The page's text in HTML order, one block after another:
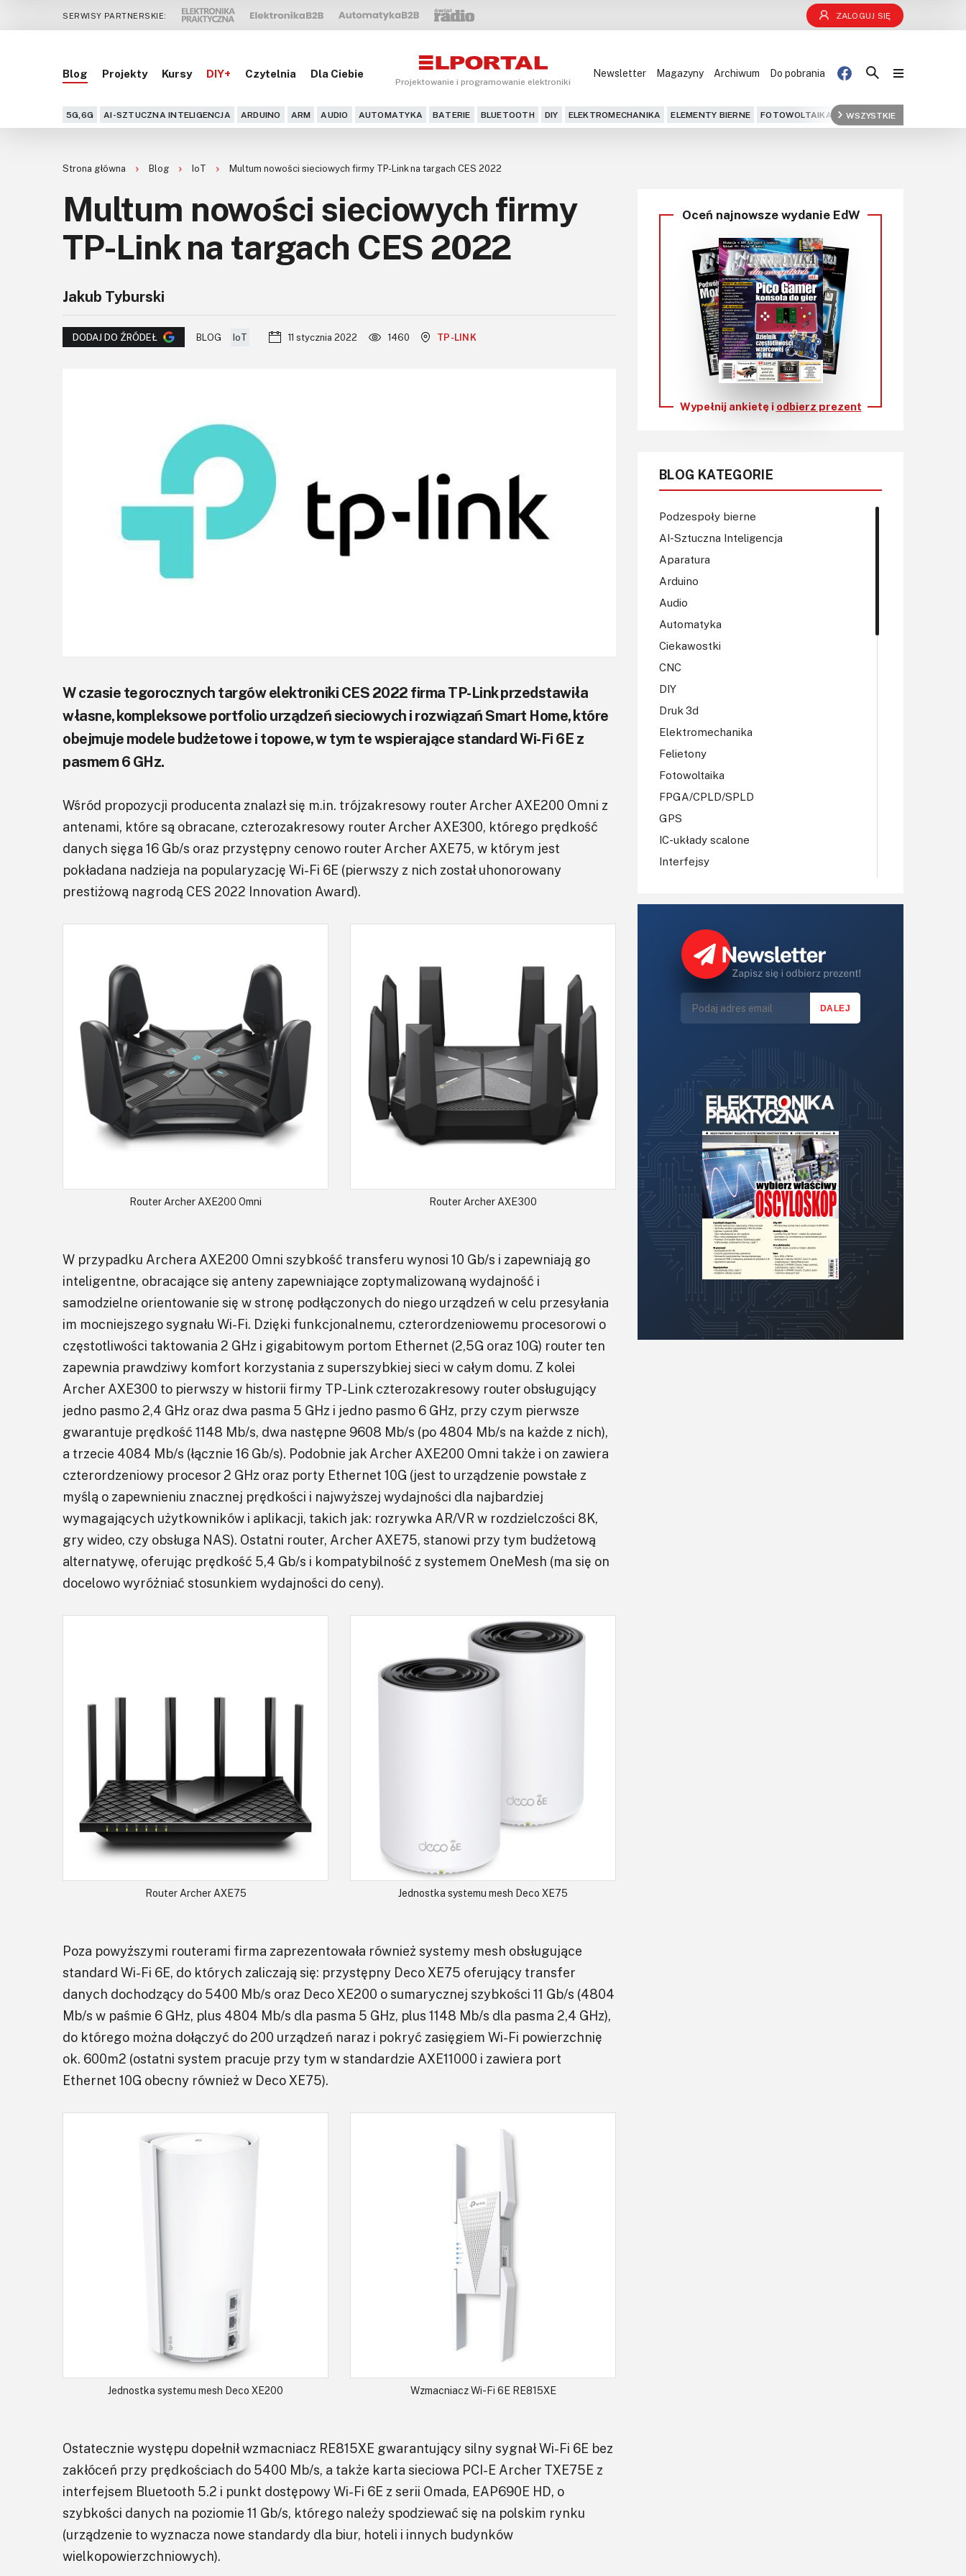
SERWISY PARTNERSKIE: ZALOGUJ SIĘ
Blog Projekty Kursy DIY+ Czytelnia Dla Ciebie
Projektowanie i programowanie elektroniki
Newsletter Magazyny Archiwum Do pobrania
5G,6G AI-SZTUCZNA INTELIGENCJA ARDUINO ARM AUDIO AUTOMATYKA BATERIE BLUETOOTH DIY ELEKTROMECHANIKA ELEMENTY BIERNE FOTOWOLTAIKA FPGA GPS
WSZYSTKIE
Blog
DIY+
Czytelnia
Dla Ciebie
KITy AVT
Kontakt
Do pobrania
Strona główna Blog IoT Multum nowości sieciowych firmy TP-Link na targach CES 2022
Multum nowości sieciowych firmy
TP-Link na targach CES 2022
Jakub Tyburski
DODAJ DO ŹRÓDEŁ BLOG IoT 11 stycznia 2022 1460 TP-LINK
W czasie tegorocznych targów elektroniki CES 2022 firma TP-Link przedstawiła
własne, kompleksowe portfolio urządzeń sieciowych i rozwiązań Smart Home, które
obejmuje modele budżetowe i topowe, w tym te wspierające standard Wi-Fi 6E z
pasmem 6 GHz.
Wśród propozycji producenta znalazł się m.in. trójzakresowy router Archer AXE200 Omni z
antenami, które są obracane, czterozakresowy router Archer AXE300, którego prędkość
danych sięga 16 Gb/s oraz przystępny cenowo router Archer AXE75, w którym jest
pokładana nadzieja na popularyzację Wi-Fi 6E (pierwszy z nich został uhonorowany
prestiżową nagrodą CES 2022 Innovation Award).
Router Archer AXE200 Omni Router Archer AXE300
W przypadku Archera AXE200 Omni szybkość transferu wynosi 10 Gb/s i zapewniają go
inteligentne, obracające się anteny zapewniające zoptymalizowaną wydajność i
samodzielne orientowanie się w stronę podłączonych do niego urządzeń w celu przesyłania
im mocniejszego sygnału Wi-Fi. Dzięki funkcjonalnemu, czterordzeniowemu procesorowi o
częstotliwości taktowania 2 GHz i gigabitowym portom Ethernet (2,5G oraz 10G) router ten
zapewnia prawdziwy komfort korzystania z superszybkiej sieci w całym domu. Z kolei
Archer AXE300 to pierwszy w historii firmy TP-Link czterozakresowy router obsługujący
jedno pasmo 2,4 GHz oraz dwa pasma 5 GHz i jedno pasmo 6 GHz, przy czym pierwsze
gwarantuje prędkość 1148 Mb/s, dwa następne 9608 Mb/s (po 4804 Mb/s na każde z nich),
a trzecie 4084 Mb/s (łącznie 16 Gb/s). Podobnie jak Archer AXE200 Omni także i on zawiera
czterordzeniowy procesor 2 GHz oraz porty Ethernet 10G (jest to urządzenie powstałe z
myślą o zapewnieniu znacznej prędkości i najwyższej wydajności dla najbardziej
wymagających użytkowników i aplikacji, takich jak: rozrywka AR/VR w rozdzielczości 8K,
gry wideo, czy obsługa NAS). Ostatni router, Archer AXE75, stanowi przy tym budżetową
alternatywę, oferując prędkość 5,4 Gb/s i kompatybilność z systemem OneMesh (ma się on
docelowo wyróżniać stosunkiem wydajności do ceny).
Router Archer AXE75 Jednostka systemu mesh Deco XE75
Poza powyższymi routerami firma zaprezentowała również systemy mesh obsługujące
standard Wi-Fi 6E, do których zaliczają się: przystępny Deco XE75 oferujący transfer
danych dochodzący do 5400 Mb/s oraz Deco XE200 o sumarycznej szybkości 11 Gb/s (4804
Mb/s w paśmie 6 GHz, plus 4804 Mb/s dla pasma 5 GHz, plus 1148 Mb/s dla pasma 2,4 GHz),
do którego można dołączyć do 200 urządzeń naraz i pokryć zasięgiem Wi-Fi powierzchnię
ok. 600m2 (ostatni system pracuje przy tym w standardzie AXE11000 i zawiera port
Ethernet 10G obecny również w Deco XE75).
Jednostka systemu mesh Deco XE200 Wzmacniacz Wi-Fi 6E RE815XE
Ostatecznie występu dopełnił wzmacniacz RE815XE gwarantujący silny sygnał Wi-Fi 6E bez
zakłóceń przy prędkościach do 5400 Mb/s, a także karta sieciowa PCI-E Archer TXE75E z
interfejsem Bluetooth 5.2 i punkt dostępowy Wi-Fi 6E z serii Omada, EAP690E HD, o
szybkości danych na poziomie 11 Gb/s, którego należy spodziewać się na polskim rynku
(urządzenie to wyznacza nowe standardy dla biur, hoteli i innych budynków
wielkopowierzchniowych).
Oceń najnowsze wydanie EdW
Wypełnij ankietę i odbierz prezent
BLOG KATEGORIE
Podzespoły bierne
AI-Sztuczna Inteligencja
Aparatura
Arduino
Audio
Automatyka
Ciekawostki
CNC
DIY
Druk 3d
Elektromechanika
Felietony
Fotowoltaika
FPGA/CPLD/SPLD
GPS
IC-układy scalone
Interfejsy
Koła Naukowe
Książki
Lasery
LED/LCD/OLED
Mechatronika
Narzędzia
Optoelektronika
PCB/Montaż
Podstawy elektroniki
Podzespoły bierne
Półprzewodniki
Pomiary i testy
Projektowanie
Raspberry Pi